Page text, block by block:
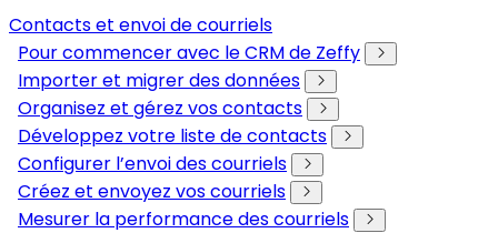
Contacts et envoi de courriels
Pour commencer avec le CRM de Zeffy
Importer et migrer des données
Organisez et gérez vos contacts
Développez votre liste de contacts
Configurer l’envoi des courriels
Créez et envoyez vos courriels
Mesurer la performance des courriels